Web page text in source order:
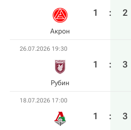
Акрон
1 : 2
26.07.2026 19:30
Рубин
1 : 3
18.07.2026 17:00
1 : 3